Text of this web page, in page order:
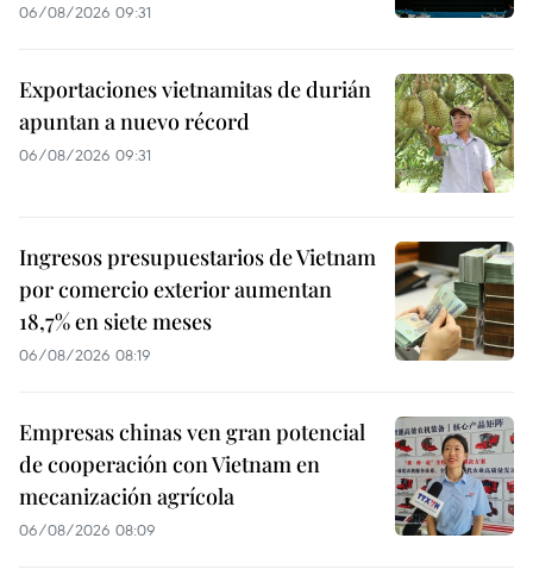
06/08/2026 09:31
Exportaciones vietnamitas de durián
apuntan a nuevo récord
06/08/2026 09:31
Ingresos presupuestarios de Vietnam
por comercio exterior aumentan
18,7% en siete meses
06/08/2026 08:19
Empresas chinas ven gran potencial
de cooperación con Vietnam en
mecanización agrícola
06/08/2026 08:09